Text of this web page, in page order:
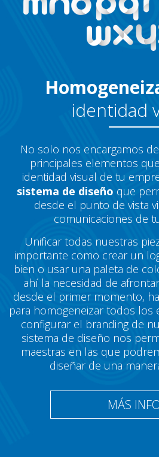
identidad
No solo nos encargamos
principales elementos
identidad visual de tu
sistema de diseño que
desde el punto de vista
comunicaciones de
Unificar todas nuestras
importante como crear un
bien o usar una paleta de
ahí la necesidad de
desde el primer momento,
para homogeneizar todos los
configurar el branding de
sistema de diseño nos
maestras en las que
diseñar de una
MÁS